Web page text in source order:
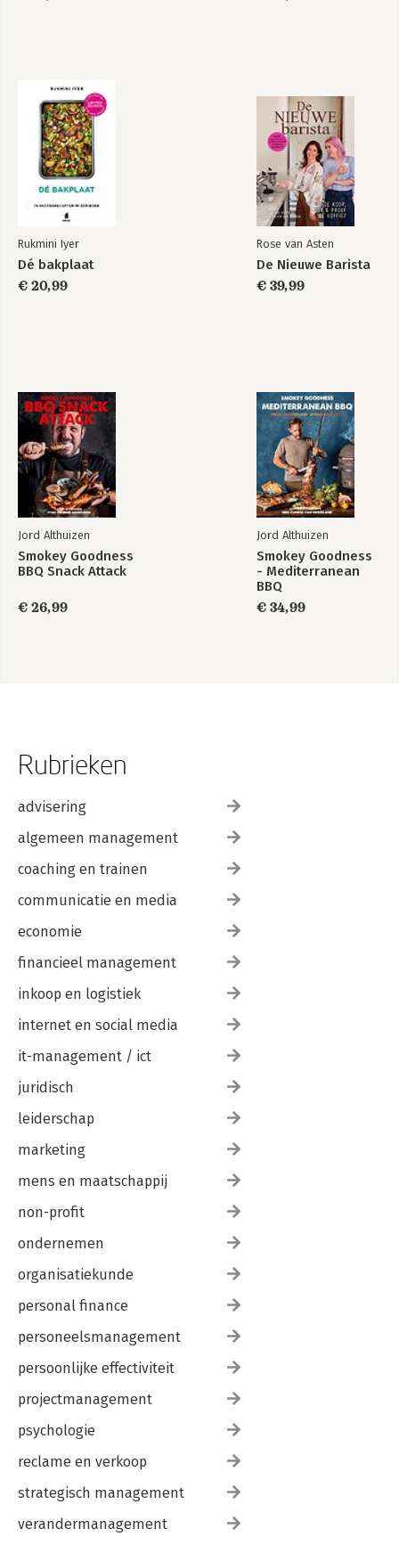
Rukmini Iyer
Dé bakplaat
€ 20,99
Rose van Asten
De Nieuwe Barista
€ 39,99
Jord Althuizen
Smokey Goodness
BBQ Snack Attack
€ 26,99
Jord Althuizen
Smokey Goodness
- Mediterranean
BBQ
€ 34,99
Rubrieken
advisering
algemeen management
coaching en trainen
communicatie en media
economie
financieel management
inkoop en logistiek
internet en social media
it-management / ict
juridisch
leiderschap
marketing
mens en maatschappij
non-profit
ondernemen
organisatiekunde
personal finance
personeelsmanagement
persoonlijke effectiviteit
projectmanagement
psychologie
reclame en verkoop
strategisch management
verandermanagement